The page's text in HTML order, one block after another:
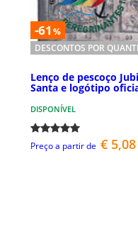
-61 %
DESCONTOS POR
Lenço de pescoço
Santa e logótipo
DISPONÍVEL
Preço a partir de € 5,08